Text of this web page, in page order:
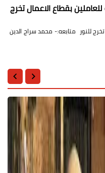
بقطاع الاعمال تخرج
تخرج للنور متابعه:- محمد سراج الدين